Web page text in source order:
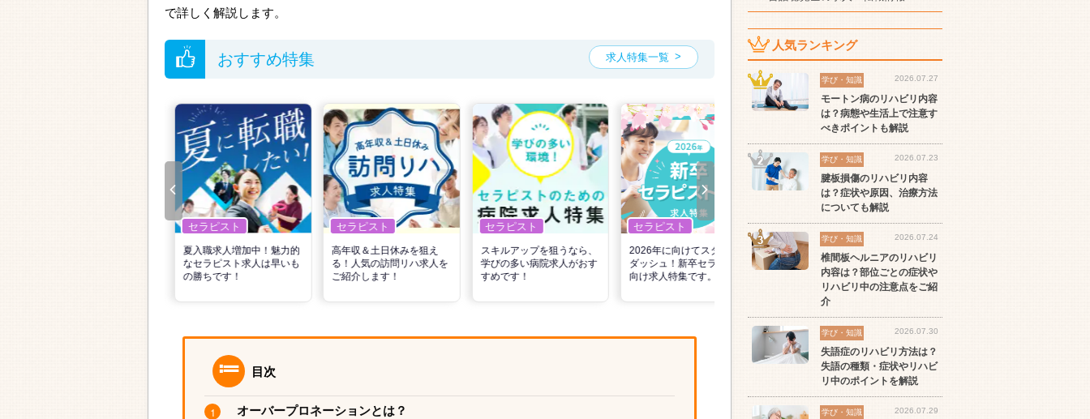
で詳しく解説します。
おすすめ特集 求人特集一覧
セラピスト
夏入職求人増加中！魅力的
なセラピスト求人は早いも
の勝ちです！
セラピスト
高年収＆土日休みを狙え
る！人気の訪問リハ求人を
ご紹介します！
セラピスト
スキルアップを狙うなら、
学びの多い病院求人がおす
すめです！
セラピスト
2026年に向けてスタート
ダッシュ！新卒セラピスト
向け求人特集です。
セラピスト
世の中の需要の高まりとと
もに増加傾向の「介護施
設」求人をご紹介！
セラピスト
ワークライフバランス重視
派の方へ！なぜ120日が基
準？数え方も解説
目次
オーバープロネーションとは？
人気ランキング
学び・知識 2026.07.27
モートン病のリハビリ内容
は？病態や生活上で注意す
べきポイントも解説
学び・知識 2026.07.23
腱板損傷のリハビリ内容
は？症状や原因、治療方法
についても解説
学び・知識 2026.07.24
椎間板ヘルニアのリハビリ
内容は？部位ごとの症状や
リハビリ中の注意点をご紹
介
学び・知識 2026.07.30
失語症のリハビリ方法は？
失語の種類・症状やリハビ
リ中のポイントを解説
学び・知識 2026.07.29